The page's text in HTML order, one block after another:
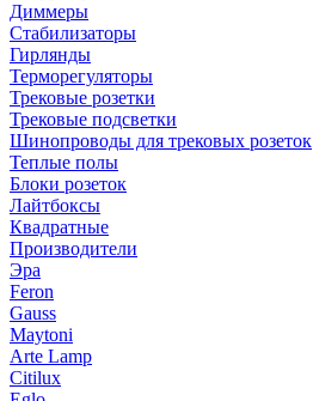
Диммеры
Стабилизаторы
Гирлянды
Терморегуляторы
Трековые розетки
Трековые подсветки
Шинопроводы для трековых розеток
Теплые полы
Блоки розеток
Лайтбоксы
Квадратные
Производители
Эра
Feron
Gauss
Maytoni
Arte Lamp
Citilux